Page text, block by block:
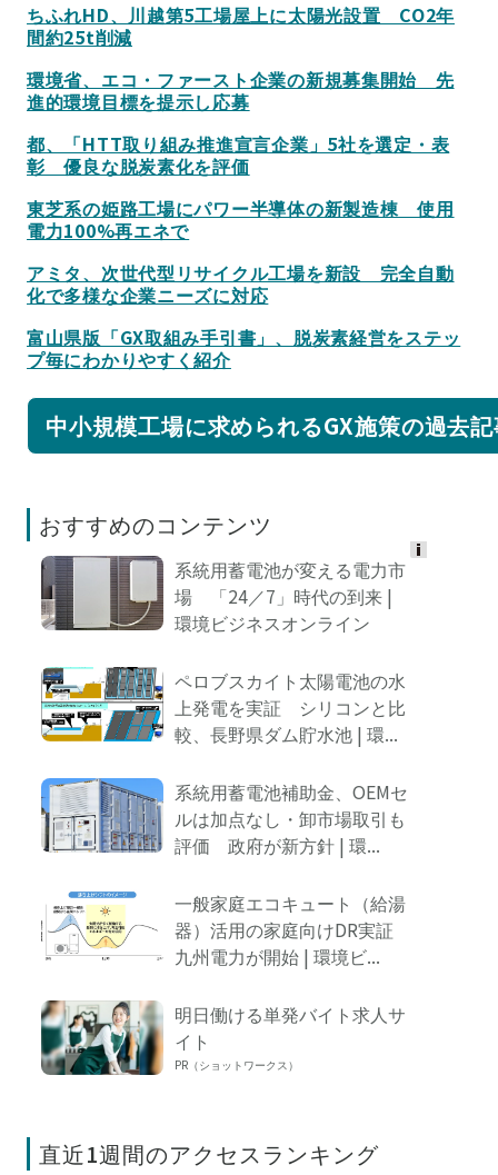
ちふれHD、川越第5工場屋上に太陽光設置 CO2年
間約25t削減
環境省、エコ・ファースト企業の新規募集開始 先
進的環境目標を提示し応募
都、「HTT取り組み推進宣言企業」5社を選定・表
彰 優良な脱炭素化を評価
東芝系の姫路工場にパワー半導体の新製造棟 使用
電力100%再エネで
アミタ、次世代型リサイクル工場を新設 完全自動
化で多様な企業ニーズに対応
富山県版「GX取組み手引書」、脱炭素経営をステッ
プ毎にわかりやすく紹介
中小規模工場に求められるGX施策の過去
おすすめのコンテンツ
系統用蓄電池が変える電力市
場 「24／7」時代の到来 |
環境ビジネスオンライン
ペロブスカイト太陽電池の水
上発電を実証 シリコンと比
較、長野県ダム貯水池 | 環...
系統用蓄電池補助金、OEMセ
ルは加点なし・卸市場取引も
評価 政府が新方針 | 環...
一般家庭エコキュート（給湯
器）活用の家庭向けDR実証
九州電力が開始 | 環境ビ...
明日働ける単発バイト求人サ
イト
PR（ショットワークス）
直近1週間のアクセスランキング